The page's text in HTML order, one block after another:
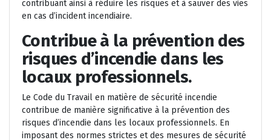
contribuant ainsi à réduire les risques et à sauver des vies
en cas d’incident incendiaire.
Contribue à la prévention des
risques d’incendie dans les
locaux professionnels.
Le Code du Travail en matière de sécurité incendie
contribue de manière significative à la prévention des
risques d’incendie dans les locaux professionnels. En
imposant des normes strictes et des mesures de sécurité